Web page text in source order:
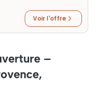
Voir l'offre
–